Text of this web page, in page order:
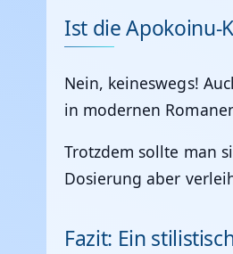
Ist die Apokoinu-
Nein, keineswegs!
in modernen
Trotzdem sollte man
Dosierung aber
Fazit: Ein